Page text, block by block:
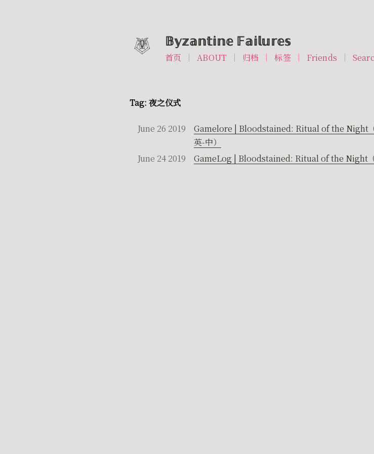
𝔹𝕪𝕫𝕒𝕟𝕥𝕚𝕟𝕖 𝔽𝕒𝕚𝕝𝕦𝕣𝕖𝕤
首页 ABOUT 归档 标签 Friends
Tag: 夜之仪式
June 26 2019
Gamelore | Bloodstained: Ritual of the Night
英-中）
June 24 2019
GameLog | Bloodstained: Ritual of the Night（